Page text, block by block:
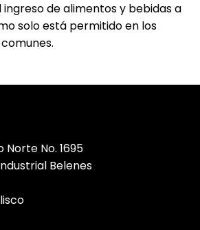
ingreso de alimentos y bebidas a
solo está permitido en los
Norte No. 1695
Belenes